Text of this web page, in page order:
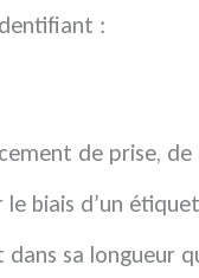
:
de prise,
biais d’un
sa longueur